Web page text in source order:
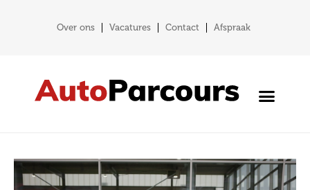
Over ons Vacatures Contact Afspraak